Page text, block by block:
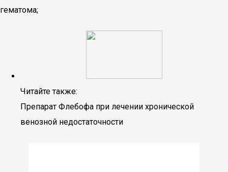
гематома;
Читайте также:
Препарат Флебофа при лечении хронической
венозной недостаточности